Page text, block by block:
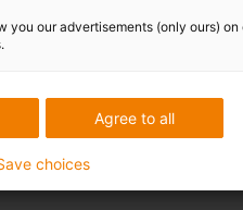
you our advertisements (only ours)
Agree to all
choices